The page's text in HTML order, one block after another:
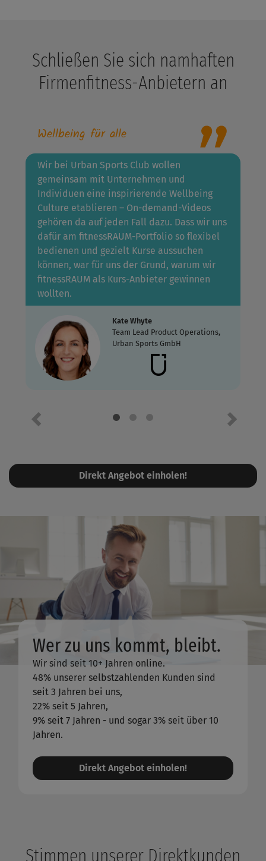
Schließen Sie sich namhaften
Firmenfitness-Anbietern an
Wellbeing für alle
Wir bei Urban Sports Club wollen
gemeinsam mit Unternehmen und
Individuen eine inspirierende Wellbeing
Culture etablieren – On-demand-Videos
gehören da auf jeden Fall dazu. Dass wir uns
dafür am fitnessRAUM-Portfolio so flexibel
bedienen und gezielt Kurse aussuchen
können, war für uns der Grund, warum wir
fitnessRAUM als Kurs-Anbieter gewinnen
wollten.
Kate Whyte
Team Lead Product Operations,
Urban Sports GmbH
Vorheriges Element
Direkt Angebot einholen!
Wer zu uns kommt, bleibt.
Wir sind seit 10+ Jahren online.
48% unserer selbstzahlenden Kunden sind
seit 3 Jahren bei uns,
22% seit 5 Jahren,
9% seit 7 Jahren - und sogar 3% seit über 10
Jahren.
Direkt Angebot einholen!
Stimmen unserer Direktkunden